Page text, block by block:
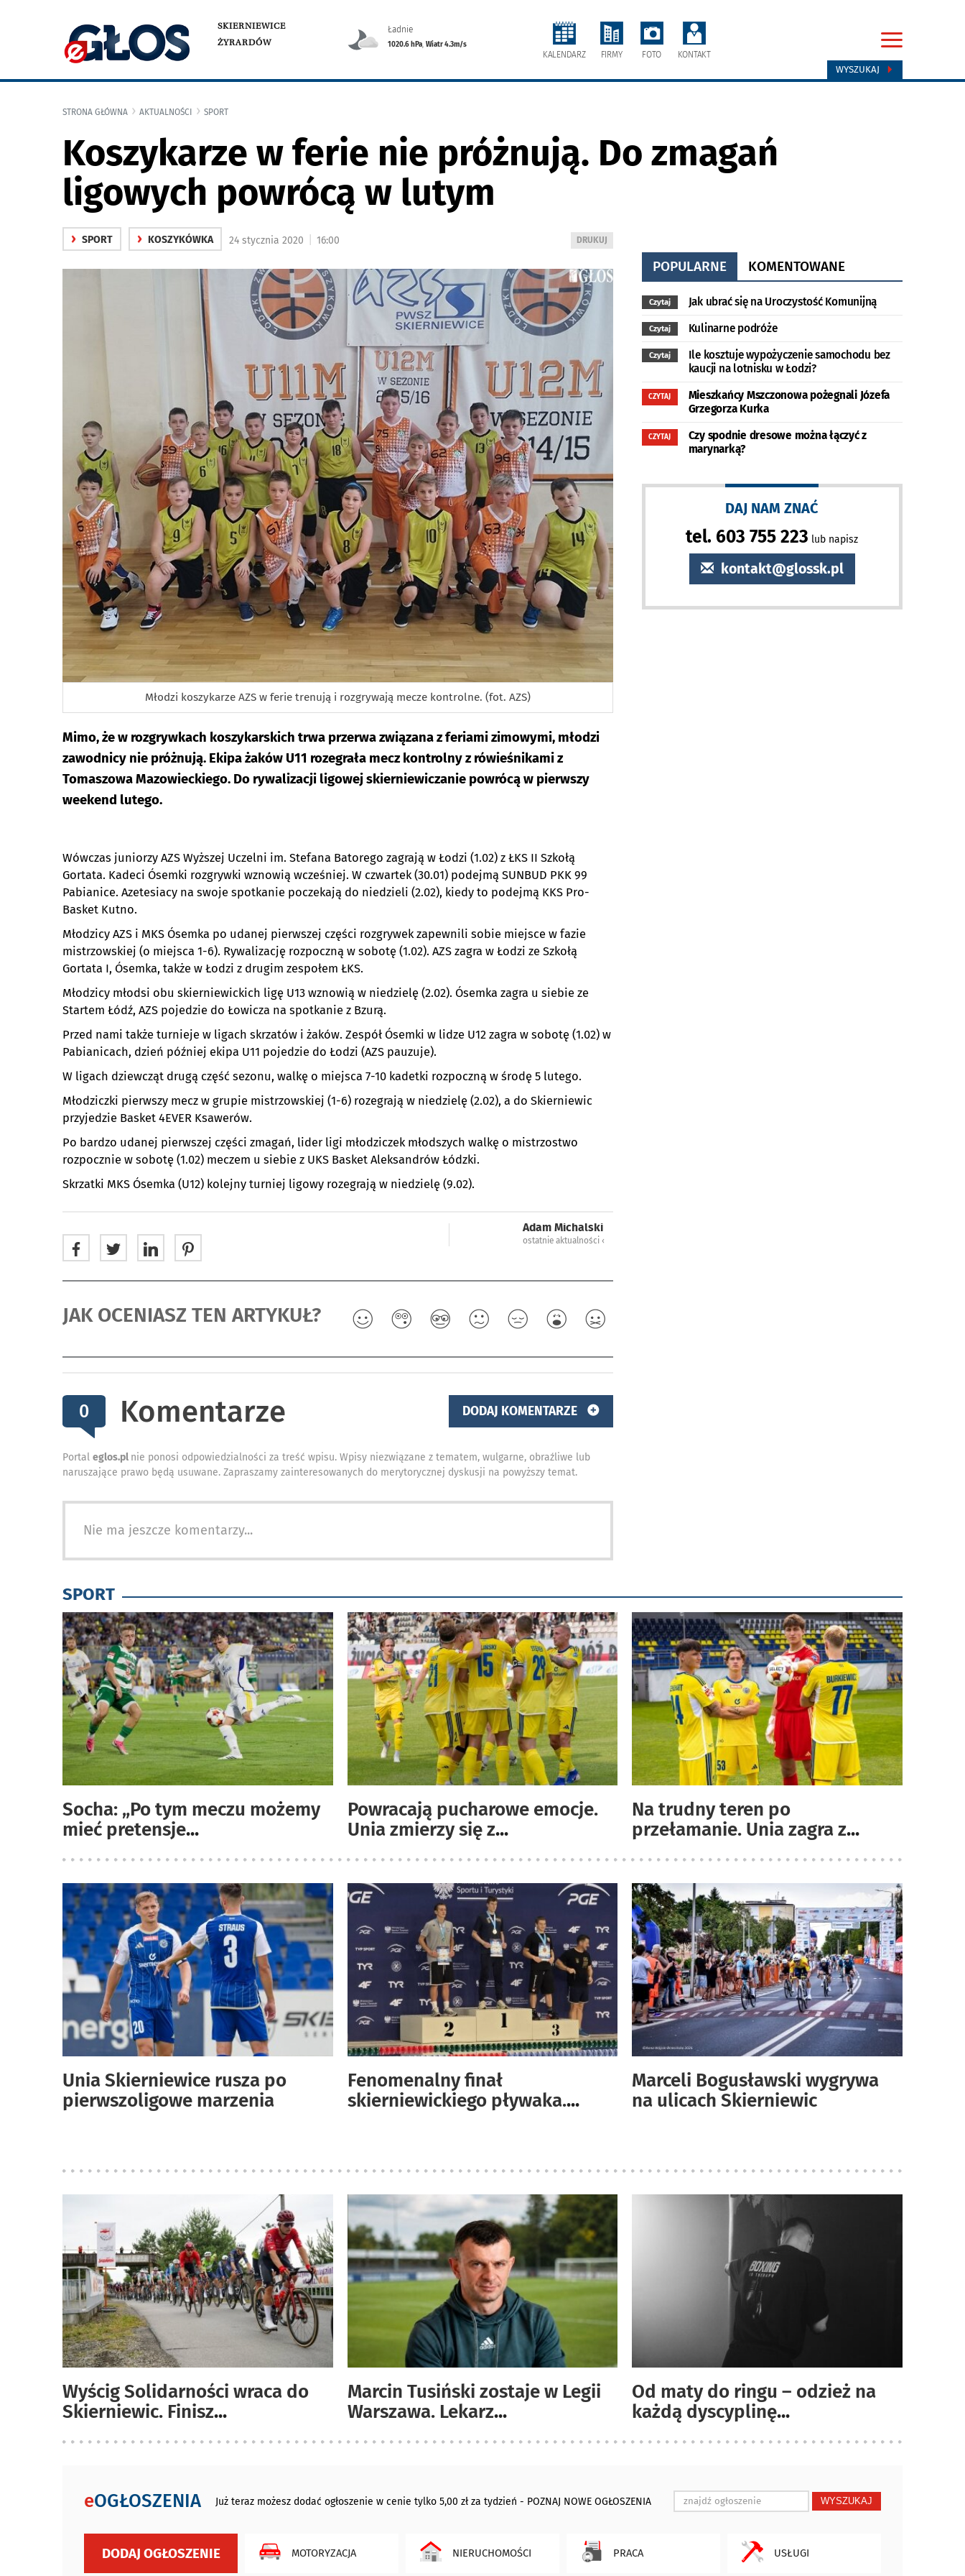
SKIERNIEWICE
ŻYRARDÓW
Ładnie
1020.6 hPa,Wiatr 4.3m/s
KALENDARZ FIRMY FOTO KONTAKT
WYSZUKAJ
STRONA GŁÓWNA AKTUALNOŚCI SPORT
Koszykarze w ferie nie próżnują. Do zmagań
ligowych powrócą w lutym
› SPORT › KOSZYKÓWKA
WYDRUKUJ
DO
DRUKUJ
24 stycznia 2020 16:00
Młodzi koszykarze AZS w ferie trenują i rozgrywają mecze kontrolne. (fot. AZS)
Mimo, że w rozgrywkach koszykarskich trwa przerwa związana z feriami zimowymi, młodzi
zawodnicy nie próżnują. Ekipa żaków U11 rozegrała mecz kontrolny z rówieśnikami z
Tomaszowa Mazowieckiego. Do rywalizacji ligowej skierniewiczanie powrócą w pierwszy
weekend lutego.
Wówczas juniorzy AZS Wyższej Uczelni im. Stefana Batorego zagrają w Łodzi (1.02) z ŁKS II Szkołą
Gortata. Kadeci Ósemki rozgrywki wznowią wcześniej. W czwartek (30.01) podejmą SUNBUD PKK 99
Pabianice. Azetesiacy na swoje spotkanie poczekają do niedzieli (2.02), kiedy to podejmą KKS Pro-
Basket Kutno.
Młodzicy AZS i MKS Ósemka po udanej pierwszej części rozgrywek zapewnili sobie miejsce w fazie
mistrzowskiej (o miejsca 1-6). Rywalizację rozpoczną w sobotę (1.02). AZS zagra w Łodzi ze Szkołą
Gortata I, Ósemka, także w Łodzi z drugim zespołem ŁKS.
Młodzicy młodsi obu skierniewickich ligę U13 wznowią w niedzielę (2.02). Ósemka zagra u siebie ze
Startem Łódź, AZS pojedzie do Łowicza na spotkanie z Bzurą.
Przed nami także turnieje w ligach skrzatów i żaków. Zespół Ósemki w lidze U12 zagra w sobotę (1.02) w
Pabianicach, dzień później ekipa U11 pojedzie do Łodzi (AZS pauzuje).
W ligach dziewcząt drugą część sezonu, walkę o miejsca 7-10 kadetki rozpoczną w środę 5 lutego.
Młodziczki pierwszy mecz w grupie mistrzowskiej (1-6) rozegrają w niedzielę (2.02), a do Skierniewic
przyjedzie Basket 4EVER Ksawerów.
Po bardzo udanej pierwszej części zmagań, lider ligi młodziczek młodszych walkę o mistrzostwo
rozpocznie w sobotę (1.02) meczem u siebie z UKS Basket Aleksandrów Łódzki.
Skrzatki MKS Ósemka (U12) kolejny turniej ligowy rozegrają w niedzielę (9.02).
Adam Michalski
ostatnie aktualności ‹
JAK OCENIASZ TEN ARTYKUŁ?
0 Komentarze DODAJ KOMENTARZE
Portal eglos.pl nie ponosi odpowiedzialności za treść wpisu. Wpisy niezwiązane z tematem, wulgarne, obraźliwe lub
naruszające prawo będą usuwane. Zapraszamy zainteresowanych do merytorycznej dyskusji na powyższy temat.
Nie ma jeszcze komentarzy...
POPULARNE KOMENTOWANE
Czytaj Jak ubrać się na Uroczystość Komunijną
Czytaj Kulinarne podróże
Czytaj
Ile kosztuje wypożyczenie samochodu bez
kaucji na lotnisku w Łodzi?
CZYTAJ
Mieszkańcy Mszczonowa pożegnali Józefa
Grzegorza Kurka
CZYTAJ
Czy spodnie dresowe można łączyć z
marynarką?
DAJ NAM ZNAĆ
tel. 603 755 223 lub napisz
kontakt@glossk.pl
SPORT
Socha: „Po tym meczu możemy
mieć pretensje...
Powracają pucharowe emocje.
Unia zmierzy się z...
Na trudny teren po
przełamanie. Unia zagra z...
Unia Skierniewice rusza po
pierwszoligowe marzenia
Fenomenalny finał
skierniewickiego pływaka....
Marceli Bogusławski wygrywa
na ulicach Skierniewic
Wyścig Solidarności wraca do
Skierniewic. Finisz...
Marcin Tusiński zostaje w Legii
Warszawa. Lekarz...
Od maty do ringu – odzież na
każdą dyscyplinę...
eOGŁOSZENIA Już teraz możesz dodać ogłoszenie w cenie tylko 5,00 zł za tydzień - POZNAJ NOWE OGŁOSZENIA WYSZUKAJ
DODAJ OGŁOSZENIE MOTORYZACJA NIERUCHOMOŚCI PRACA USŁUGI